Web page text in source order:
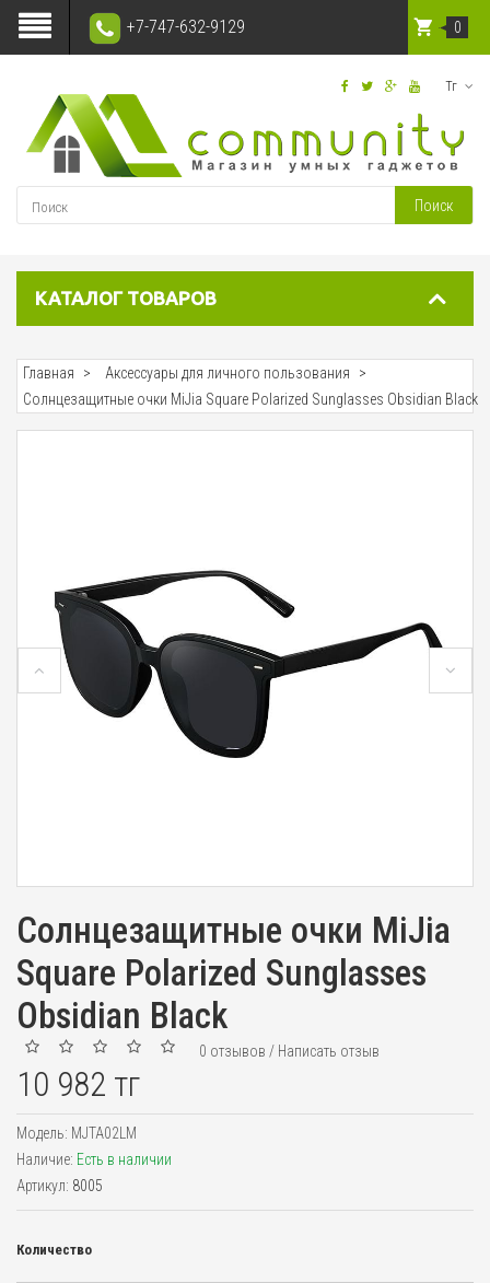
+7-747-632-9129
Тг
Поиск
0
КАТАЛОГ ТОВАРОВ
Главная
Аксессуары для личного пользования
Солнцезащитные очки MiJia Square Polarized Sunglasses Obsidian Black
Солнцезащитные очки MiJia
Square Polarized Sunglasses
Obsidian Black
0 отзывов / Написать отзыв
10 982 тг
Модель: MJTA02LM
Наличие: Есть в наличии
Артикул: 8005
Количество